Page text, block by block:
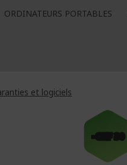
ORDINATEURS PORTABLES
et logiciels
-CHF 30